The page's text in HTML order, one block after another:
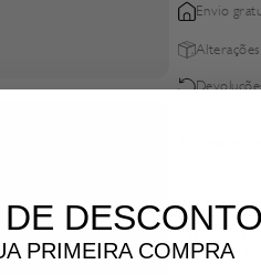
Envio
Alterações
ENVIO,
GUIA DE
PRIMEIRA COMPRA